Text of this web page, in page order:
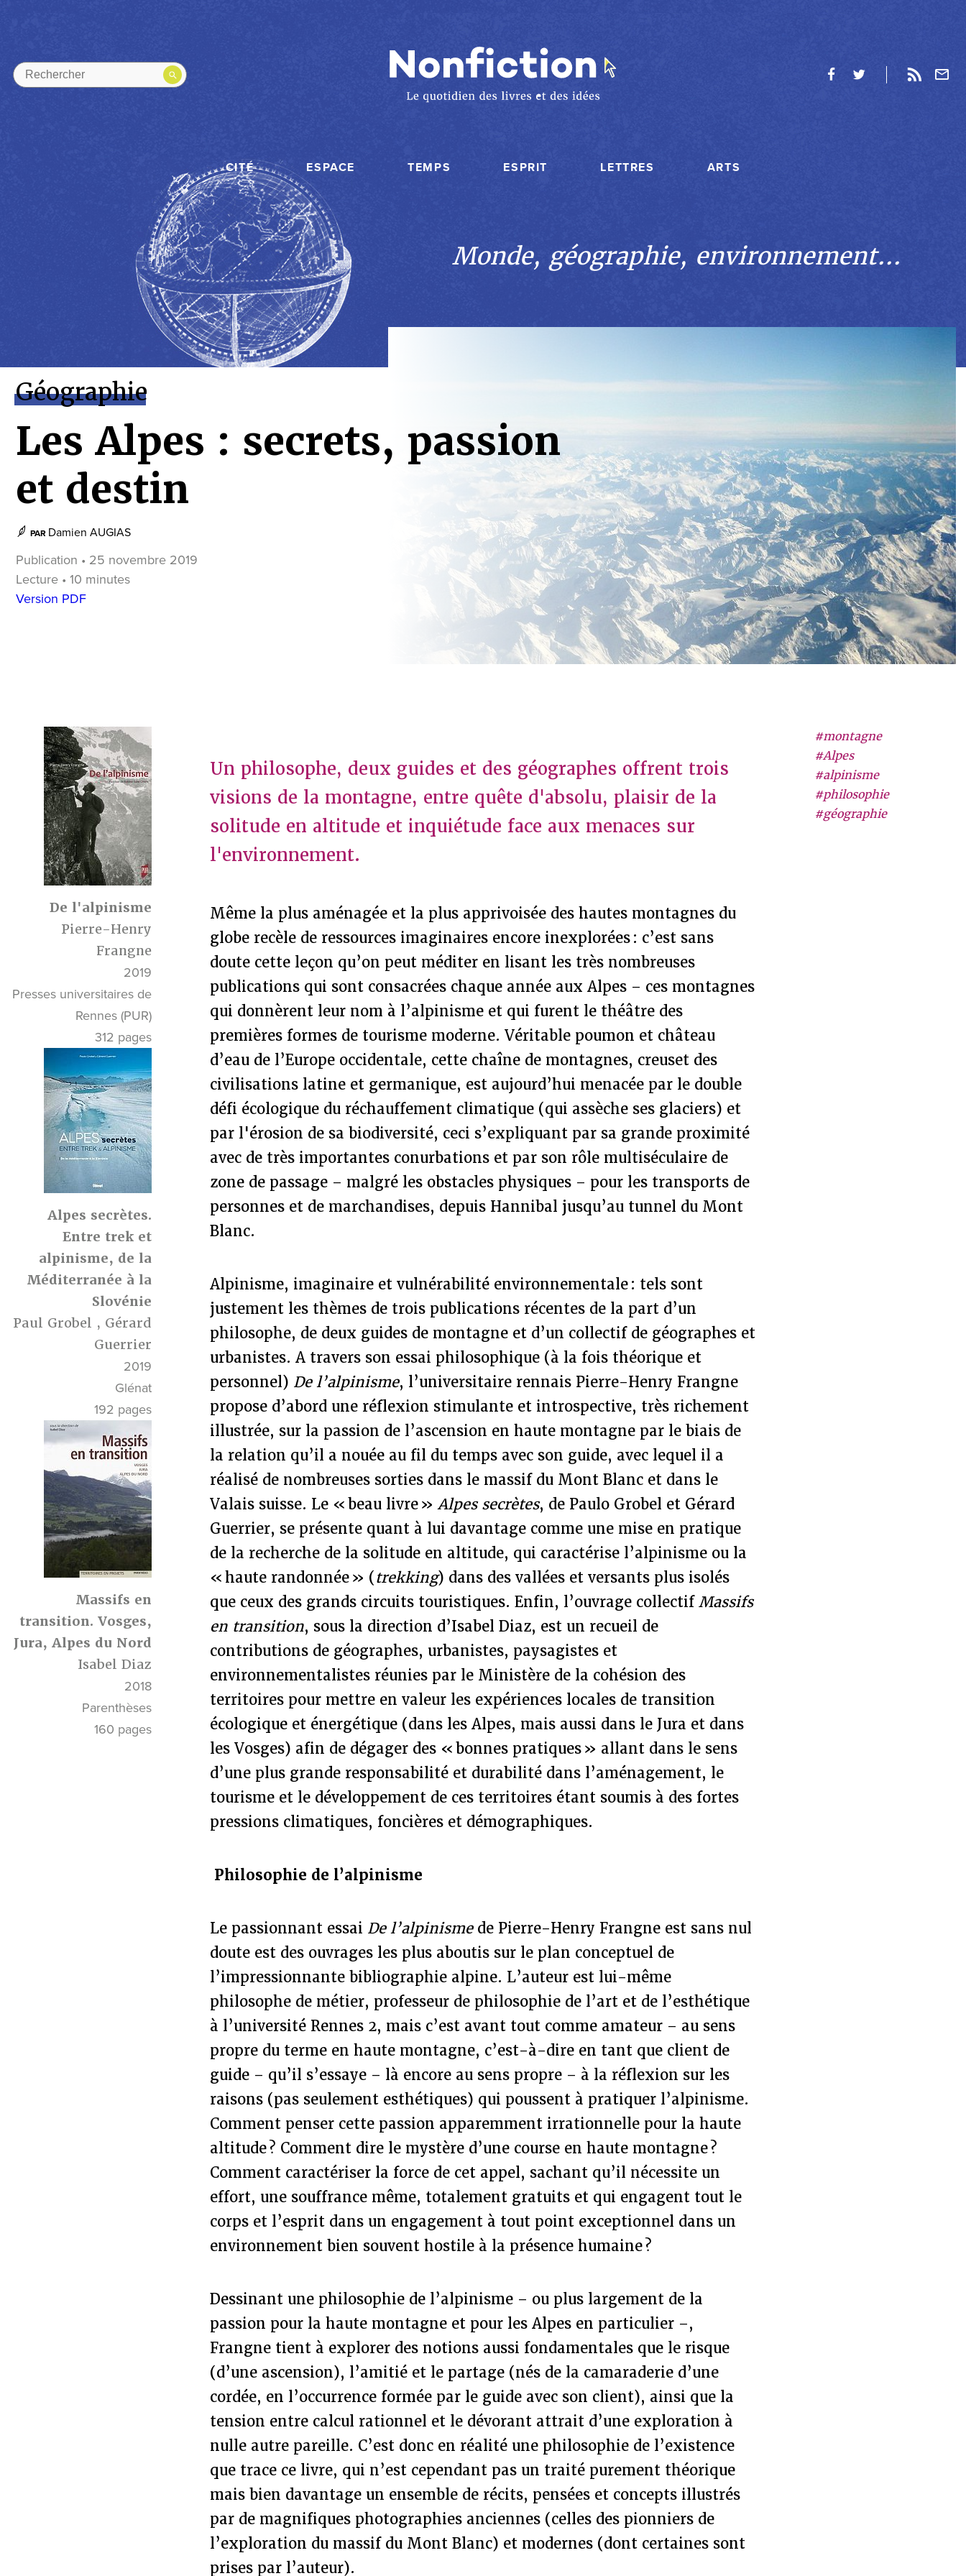
CITÉ ESPACE TEMPS ESPRIT LETTRES ARTS
Monde, géographie, environnement...
Géographie
Les Alpes : secrets, passion
et destin
PAR Damien AUGIAS
Publication • 25 novembre 2019
Lecture • 10 minutes
Version PDF
De l'alpinisme
Pierre-Henry
Frangne
2019
Presses universitaires de
Rennes (PUR)
312 pages
Alpes secrètes.
Entre trek et
alpinisme, de la
Méditerranée à la
Slovénie
Paul Grobel , Gérard
Guerrier
2019
Glénat
192 pages
Massifs en
transition. Vosges,
Jura, Alpes du Nord
Isabel Diaz
2018
Parenthèses
160 pages
#montagne
#Alpes
#alpinisme
#philosophie
#géographie
Un philosophe, deux guides et des géographes offrent trois
visions de la montagne, entre quête d'absolu, plaisir de la
solitude en altitude et inquiétude face aux menaces sur
l'environnement.
Même la plus aménagée et la plus apprivoisée des hautes montagnes du
globe recèle de ressources imaginaires encore inexplorées : c’est sans
doute cette leçon qu’on peut méditer en lisant les très nombreuses
publications qui sont consacrées chaque année aux Alpes – ces montagnes
qui donnèrent leur nom à l’alpinisme et qui furent le théâtre des
premières formes de tourisme moderne. Véritable poumon et château
d’eau de l’Europe occidentale, cette chaîne de montagnes, creuset des
civilisations latine et germanique, est aujourd’hui menacée par le double
défi écologique du réchauffement climatique (qui assèche ses glaciers) et
par l'érosion de sa biodiversité, ceci s’expliquant par sa grande proximité
avec de très importantes conurbations et par son rôle multiséculaire de
zone de passage – malgré les obstacles physiques – pour les transports de
personnes et de marchandises, depuis Hannibal jusqu’au tunnel du Mont
Blanc.
Alpinisme, imaginaire et vulnérabilité environnementale : tels sont
justement les thèmes de trois publications récentes de la part d’un
philosophe, de deux guides de montagne et d’un collectif de géographes et
urbanistes. A travers son essai philosophique (à la fois théorique et
personnel) De l’alpinisme, l’universitaire rennais Pierre-Henry Frangne
propose d’abord une réflexion stimulante et introspective, très richement
illustrée, sur la passion de l’ascension en haute montagne par le biais de
la relation qu’il a nouée au fil du temps avec son guide, avec lequel il a
réalisé de nombreuses sorties dans le massif du Mont Blanc et dans le
Valais suisse. Le « beau livre »Alpes secrètes, de Paulo Grobel et Gérard
Guerrier, se présente quant à lui davantage comme une mise en pratique
de la recherche de la solitude en altitude, qui caractérise l’alpinisme ou la
« haute randonnée » (trekking) dans des vallées et versants plus isolés
que ceux des grands circuits touristiques. Enfin, l’ouvrage collectifMassifs
en transition, sous la direction d’Isabel Diaz, est un recueil de
contributions de géographes, urbanistes, paysagistes et
environnementalistes réunies par le Ministère de la cohésion des
territoires pour mettre en valeur les expériences locales de transition
écologique et énergétique (dans les Alpes, mais aussi dans le Jura et dans
les Vosges) afin de dégager des « bonnes pratiques » allant dans le sens
d’une plus grande responsabilité et durabilité dans l’aménagement, le
tourisme et le développement de ces territoires étant soumis à des fortes
pressions climatiques, foncières et démographiques.
Philosophie de l’alpinisme
Le passionnant essai De l’alpinismede Pierre-Henry Frangne est sans nul
doute est des ouvrages les plus aboutis sur le plan conceptuel de
l’impressionnante bibliographie alpine. L’auteur est lui-même
philosophe de métier, professeur de philosophie de l’art et de l’esthétique
à l’université Rennes 2, mais c’est avant tout comme amateur – au sens
propre du terme en haute montagne, c’est-à-dire en tant que client de
guide – qu’il s’essaye – là encore au sens propre – à la réflexion sur les
raisons (pas seulement esthétiques) qui poussent à pratiquer l’alpinisme.
Comment penser cette passion apparemment irrationnelle pour la haute
altitude ? Comment dire le mystère d’une course en haute montagne ?
Comment caractériser la force de cet appel, sachant qu’il nécessite un
effort, une souffrance même, totalement gratuits et qui engagent tout le
corps et l’esprit dans un engagement à tout point exceptionnel dans un
environnement bien souvent hostile à la présence humaine ?
Dessinant une philosophie de l’alpinisme – ou plus largement de la
passion pour la haute montagne et pour les Alpes en particulier –,
Frangne tient à explorer des notions aussi fondamentales que le risque
(d’une ascension), l’amitié et le partage (nés de la camaraderie d’une
cordée, en l’occurrence formée par le guide avec son client), ainsi que la
tension entre calcul rationnel et le dévorant attrait d’une exploration à
nulle autre pareille. C’est donc en réalité une philosophie de l’existence
que trace ce livre, qui n’est cependant pas un traité purement théorique
mais bien davantage un ensemble de récits, pensées et concepts illustrés
par de magnifiques photographies anciennes (celles des pionniers de
l’exploration du massif du Mont Blanc) et modernes (dont certaines sont
prises par l’auteur).